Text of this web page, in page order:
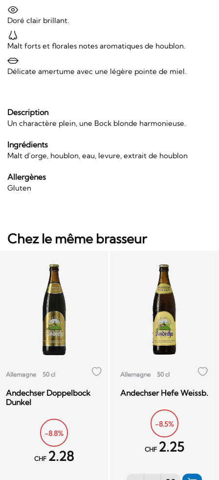
Doré clair brillant.
Malt forts et florales notes aromatiques de houblon.
Délicate amertume avec une légère pointe de miel.
Description
Un charactère plein, une Bock blonde harmonieuse.
Ingrédients
Malt d’orge, houblon, eau, levure, extrait de houblon
Allergènes
Gluten
Chez le même brasseur
Allemagne 50 cl
Andechser Doppelbock
Dunkel
-8.8%
CHF 2.28
Allemagne 50 cl
Andechser Hefe Weissb.
-8.5%
CHF 2.25